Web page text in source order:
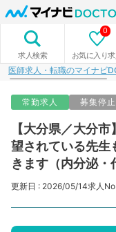
求人検索 お気に入り求
0
医師求人・転職のマイナビ
常勤求人 募集停止
【大分県／大分
望されている先
きます（内分泌・
更新日 : 2026/05/14求人